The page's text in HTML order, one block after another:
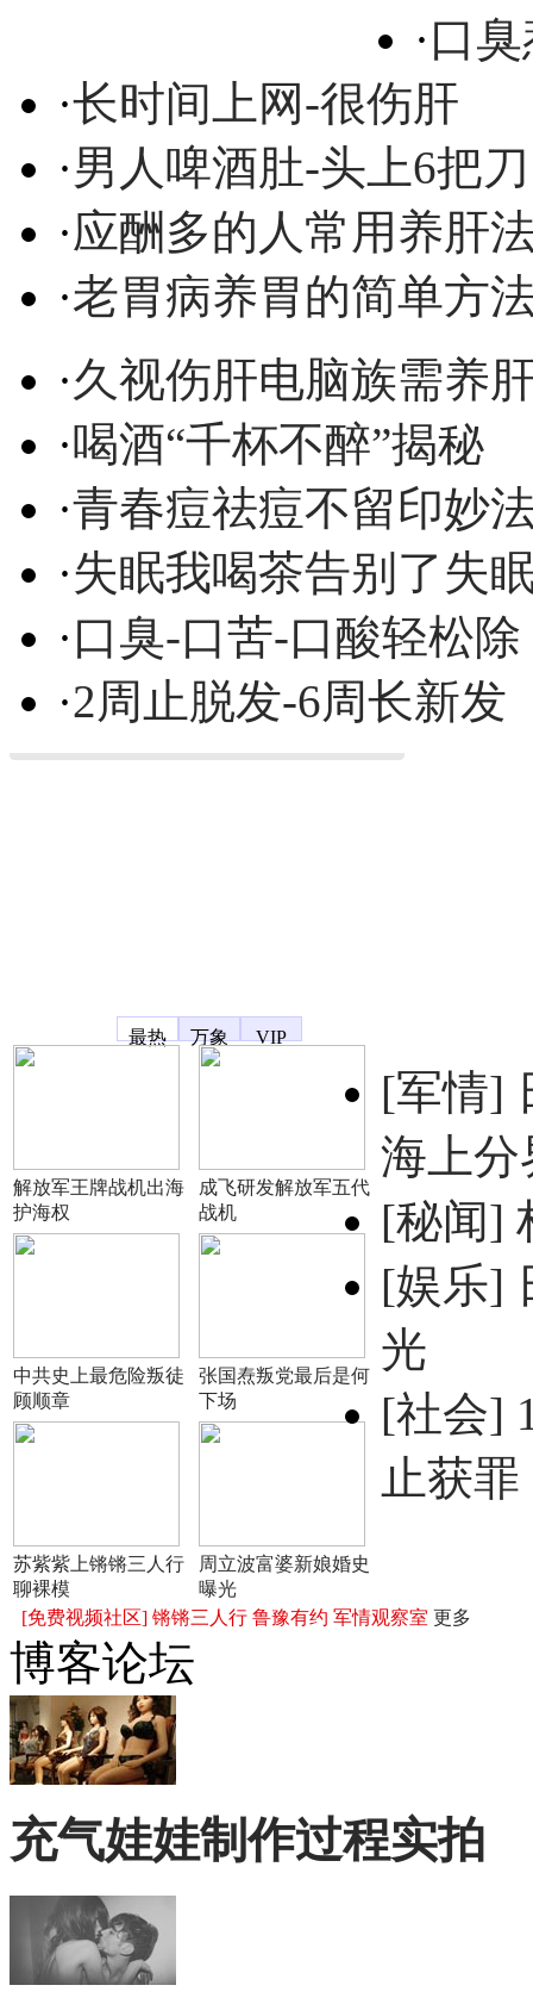
·口
·长时间上网-很伤肝
·男人啤酒肚-头上6把刀
·应酬多的人常用养肝
·老胃病养胃的简单方
·久视伤肝电脑族需养
·喝酒“千杯不醉”揭秘
·青春痘祛痘不留印妙
·失眠我喝茶告别了失
·口臭-口苦-口酸轻松除
·2周止脱发-6周长新发
最热
万象 VIP
解放军王牌战机出海
护海权
成飞研发解放军五代
战机
中共史上最危险叛徒
顾顺章
张国焘叛党最后是何
下场
苏紫紫上锵锵三人行
聊裸模
周立波富婆新娘婚史
曝光
[军情]
海上分
[秘闻]
[娱乐]
光
[社会]
止获罪
[免费视频社区] 锵锵三人行 鲁豫有约 军情观察室 更多
博客论坛
充气娃娃制作过程实拍